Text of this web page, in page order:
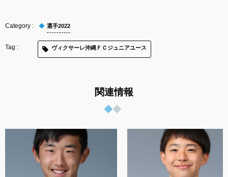
選手2022
ヴィクサーレ沖縄ＦＣジュニアユース
関連情報